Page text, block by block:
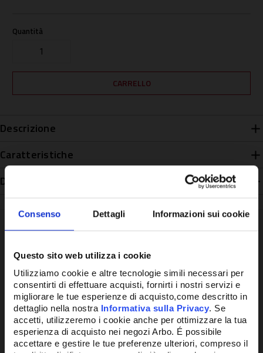
Consenso Dettagli Informazioni sui cookie
Questo sito web utilizza i cookie
Utilizziamo cookie e altre tecnologie simili necessari per
consentirti di effettuare acquisti, fornirti i nostri servizi e
migliorare le tue esperienze di acquisto,come descritto in
dettaglio nella nostra Informativa sulla Privacy. Se
accetti, utilizzeremo i cookie anche per ottimizzare la tua
esperienza di acquisto nei negozi Arbo. É possibile
accettare e gestire le tue preferenze ulteriori, compreso il
Quantità
Descrizione
Caratteristiche
Disponibilità
Potrebbe anche interessarti